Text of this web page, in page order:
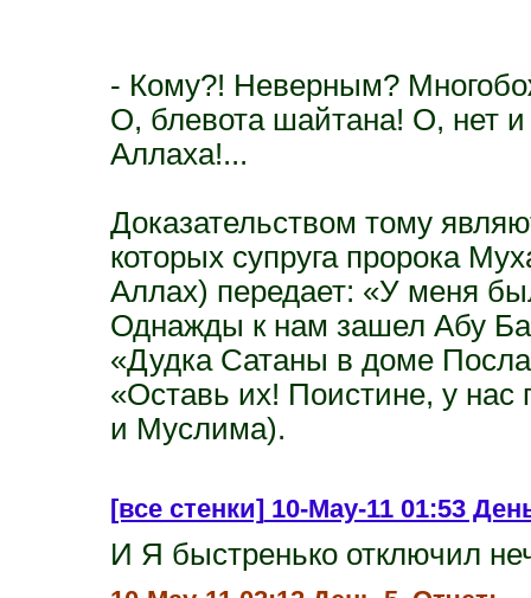
- Кому?! Неверным?
О, блевота шайтана! О, нет
Аллаха!...
Доказательством тому
которых супруга пророка
Аллах) передает: «У меня
Однажды к нам зашел Абу
«Дудка Сатаны в доме
«Оставь их! Поистине, у нас
и Муслима).
[все стенки]10-May-11 01:53
И Я быстренько отключил